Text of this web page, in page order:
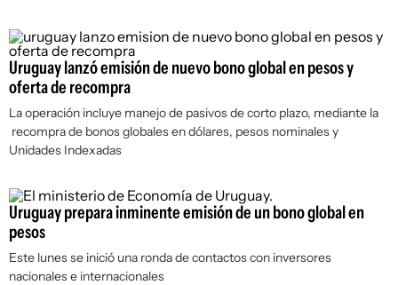
Uruguay lanzó emisión de nuevo bono global en pesos y
oferta de recompra
La operación incluye manejo de pasivos de corto plazo, mediante la
recompra de bonos globales en dólares, pesos nominales y
Unidades Indexadas
Uruguay prepara inminente emisión de un bono global en
pesos
Este lunes se inició una ronda de contactos con inversores
nacionales e internacionales